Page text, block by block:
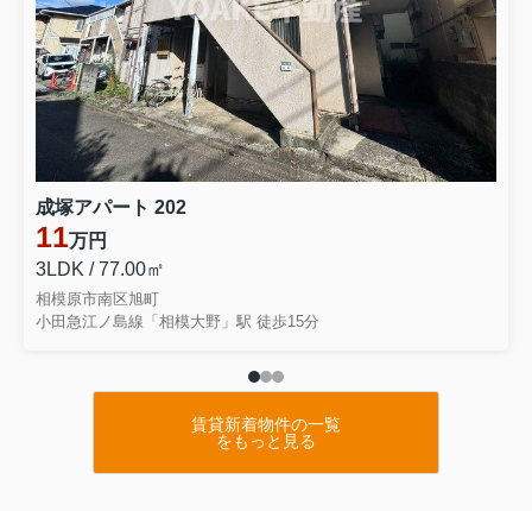
成塚アパート 202
11万円
3LDK / 77.00㎡
相模原市南区旭町
小田急江ノ島線「相模大野」駅 徒歩15分
賃貸新着物件の一覧
をもっと見る